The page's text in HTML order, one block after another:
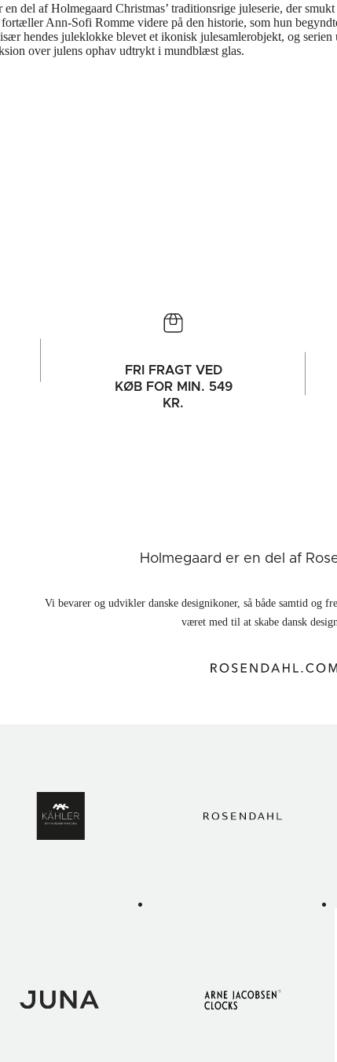
del af Holmegaard Christmas’ traditionsrige juleserie, der
Ann-Sofi Romme videre på den historie, som hun
hendes juleklokke blevet et ikonisk julesamlerobjekt, og
over julens ophav udtrykt i mundblæst glas.
FRI FRAGT VED
KØB FOR MIN. 549
KR.
Holmegaard er en del af
Vi bevarer og udvikler danske designikoner, så både samtid og
været med til at skabe dansk